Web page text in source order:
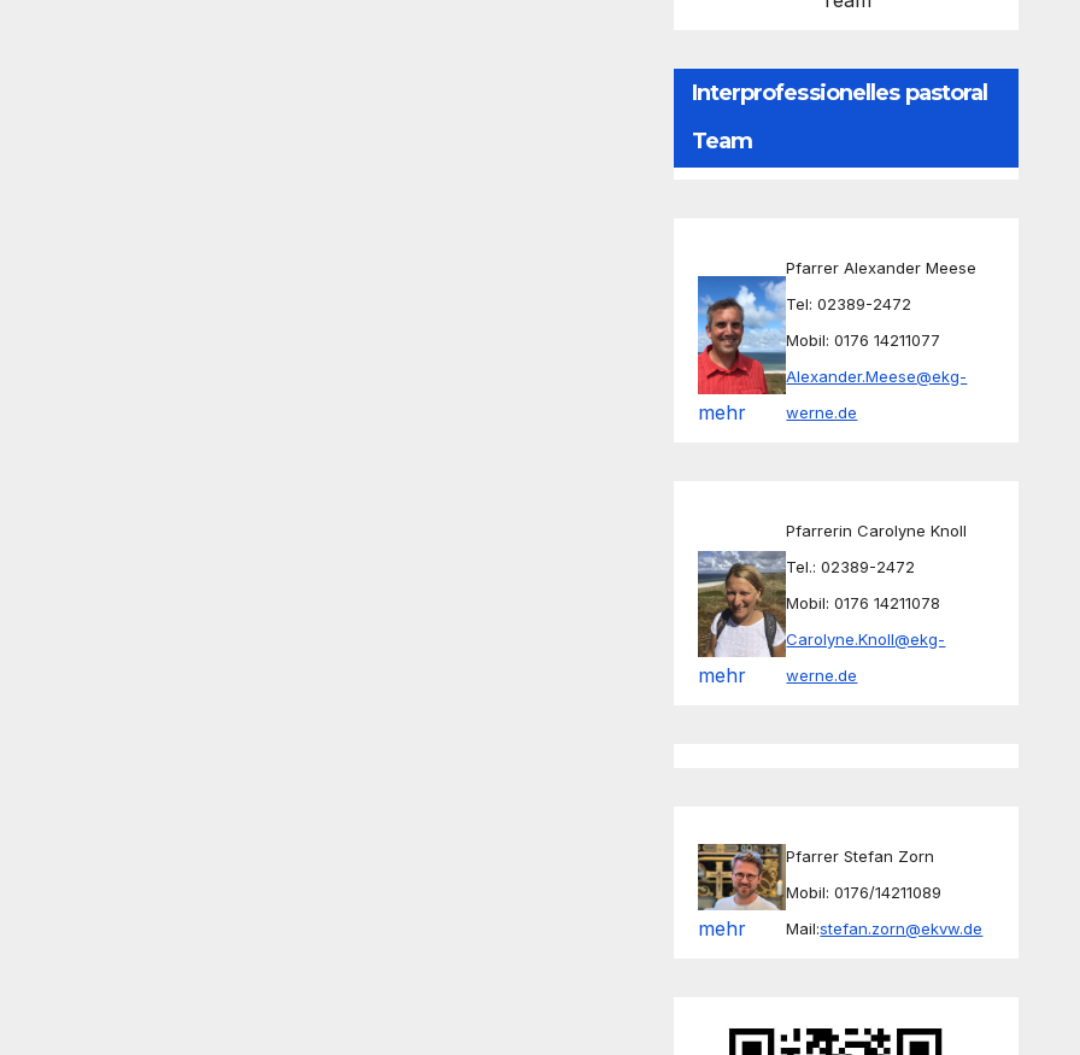
Interprofessionelles pastoral
Team
mehr
Pfarrer Alexander Meese
Tel: 02389-2472
Mobil: 0176 14211077
Alexander.Meese@ekg-
werne.de
mehr
Pfarrerin Carolyne Knoll
Tel.: 02389-2472
Mobil: 0176 14211078
Carolyne.Knoll@ekg-
werne.de
mehr
Pfarrer Stefan Zorn
Mobil: 0176/14211089
Mail:stefan.zorn@ekvw.de